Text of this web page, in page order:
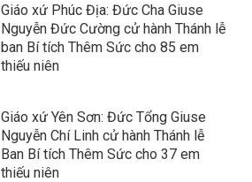
Giáo xứ Phúc Địa: Đức Cha Giuse
Nguyễn Đức Cường cử hành Thánh lễ
ban Bí tích Thêm Sức cho 85 em
thiếu niên
Giáo xứ Yên Sơn: Đức Tổng Giuse
Nguyễn Chí Linh cử hành Thánh lễ
Ban Bí tích Thêm Sức cho 37 em
thiếu niên